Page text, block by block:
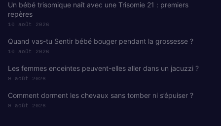
Un bébé trisomique naît avec une Trisomie 21 : premiers
repères
10 août 2026
Quand vas-tu Sentir bébé bouger pendant la grossesse ?
10 août 2026
Les femmes enceintes peuvent-elles aller dans un jacuzzi ?
9 août 2026
Comment dorment les chevaux sans tomber ni s’épuiser ?
9 août 2026